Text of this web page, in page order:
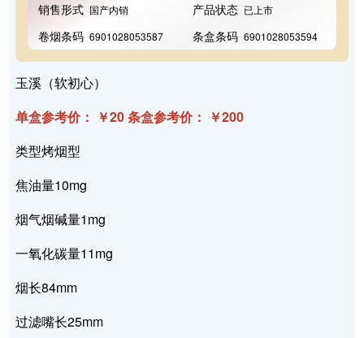
销售形式 国产内销 产品状态 已上市
卷烟条码 6901028053587 条盒条码 6901028053594
玉溪（软初心）
单盒参考价： ￥20 条盒参考价： ￥200
类型烤烟型
焦油量10mg
烟气烟碱量1mg
一氧化碳量11mg
烟长84mm
过滤嘴长25mm